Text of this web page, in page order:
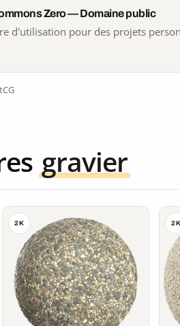
Zero — Domaine public
d'utilisation pour des projets
gravier
2K 2K